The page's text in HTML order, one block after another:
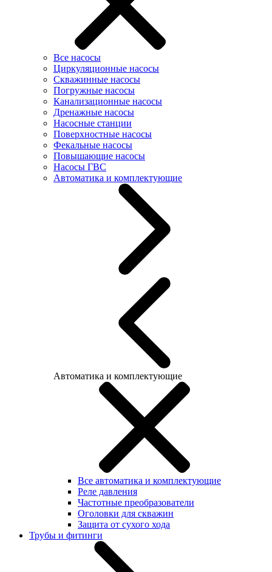
Все насосы
Циркуляционные насосы
Скважинные насосы
Погружные насосы
Канализационные насосы
Дренажные насосы
Насосные станции
Поверхностные насосы
Фекальные насосы
Повышающие насосы
Насосы ГВС
Автоматика и комплектующие
Автоматика и комплектующие
Все автоматика и комплектующие
Реле давления
Частотные преобразователи
Оголовки для скважин
Защита от сухого хода
Трубы и фитинги